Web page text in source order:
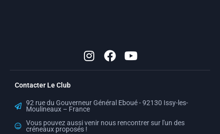
n
s
g
r
a
a
c
o
k
o
b
Contacter Le Club
92 rue du Gouverneur Général Eboué - 92130 Issy-les-
Moulineaux – France
Vous pouvez aussi venir nous rencontrer sur l'un des
créneaux proposés !